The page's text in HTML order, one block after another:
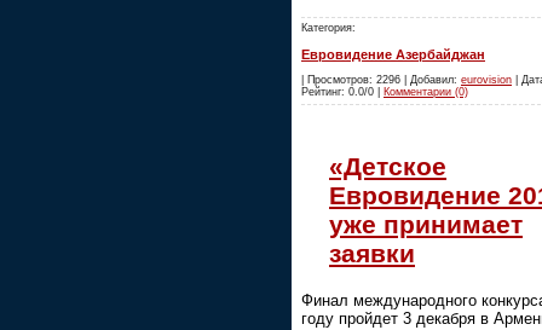
Категория:
Евровидение Азербайджан
| Просмотров: 2296 | Добавил: eurovision |
Рейтинг: 0.0/0 | Комментарии (0)
«Детское
Евровидение
уже принимает
заявки
Финал международного
году пройдет 3 декабря в